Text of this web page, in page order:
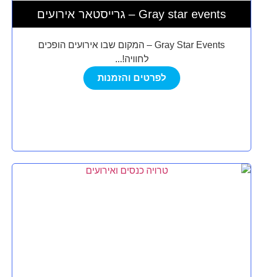
גרייסטאר אירועים – Gray star events
Gray Star Events – המקום שבו אירועים הופכים
לחוויה!...
לפרטים והזמנות